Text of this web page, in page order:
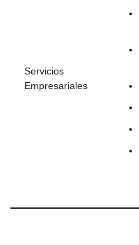
Servicios
Empresariales